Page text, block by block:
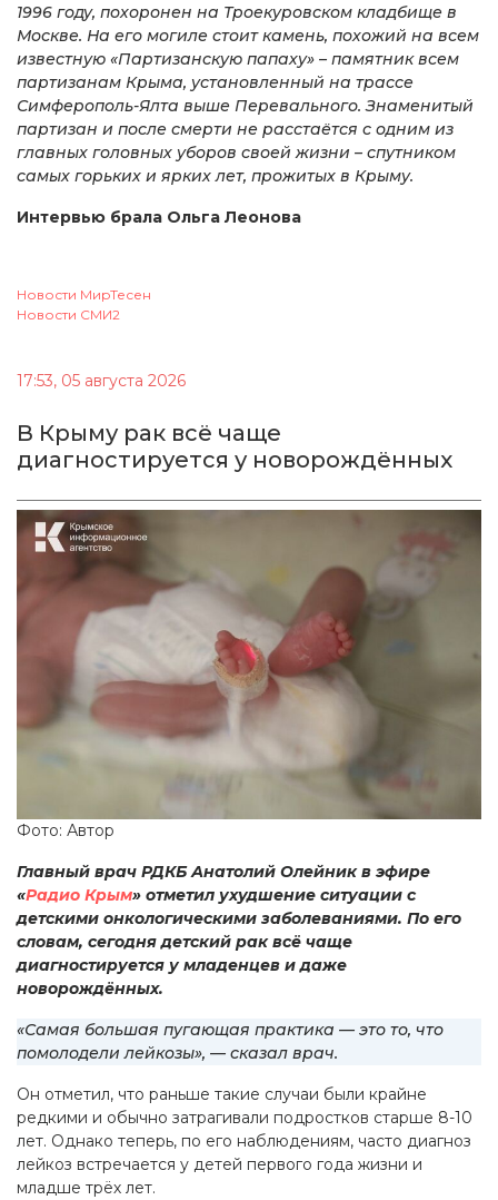
1996 году, похоронен на Троекуровском кладбище в
Москве. На его могиле стоит камень, похожий на всем
известную «Партизанскую папаху» – памятник всем
партизанам Крыма, установленный на трассе
Симферополь-Ялта выше Перевального. Знаменитый
партизан и после смерти не расстаётся с одним из
главных головных уборов своей жизни – спутником
самых горьких и ярких лет, прожитых в Крыму.
Интервью брала Ольга Леонова
Новости МирТесен
Новости СМИ2
17:53, 05 августа 2026
В Крыму рак всё чаще
диагностируется у новорождённых
Фото: Автор
Главный врач РДКБ Анатолий Олейник в эфире
«Радио Крым» отметил ухудшение ситуации с
детскими онкологическими заболеваниями. По его
словам, сегодня детский рак всё чаще
диагностируется у младенцев и даже
новорождённых.
«Самая большая пугающая практика — это то, что
помолодели лейкозы», — сказал врач.
Он отметил, что раньше такие случаи были крайне
редкими и обычно затрагивали подростков старше 8-10
лет. Однако теперь, по его наблюдениям, часто диагноз
лейкоз встречается у детей первого года жизни и
младше трёх лет.